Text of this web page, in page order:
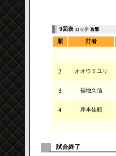
9回表 ロッテ 攻撃
順 打者
2 オオウミユリ
3 福地久信
4 岸本佳範
試合終了